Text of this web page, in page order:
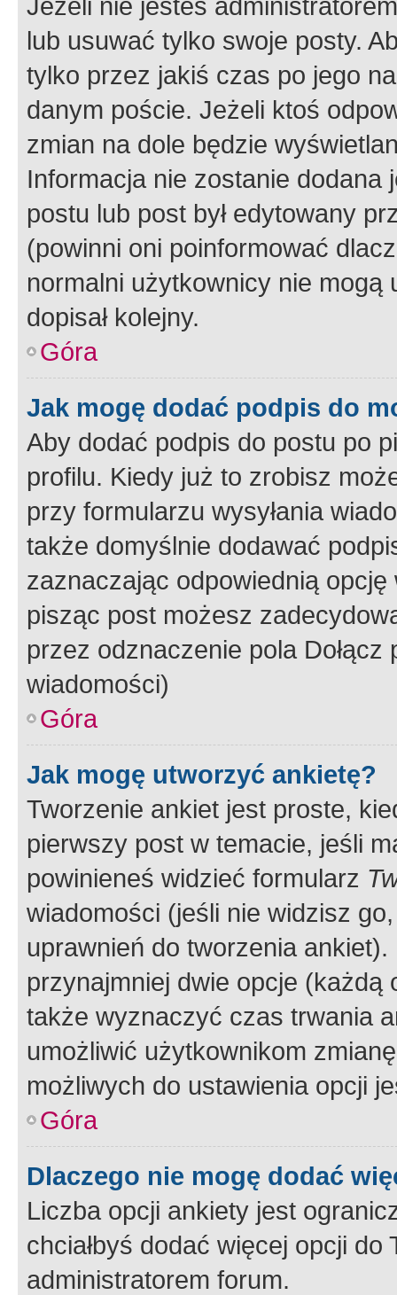
lub usuwać tylko swoje posty.
tylko przez jakiś czas po jego
danym poście. Jeżeli ktoś
zmian na dole będzie
Informacja nie zostanie dodana
postu lub post był edytowany
(powinni oni poinformować
normalni użytkownicy nie
dopisał kolejny.
Góra
Jak mogę dodać podpis do
Aby dodać podpis do postu po
profilu. Kiedy już to zrobisz
przy formularzu wysyłania
także domyślnie dodawać
zaznaczając odpowiednią
pisząc post możesz
przez odznaczenie pola
wiadomości)
Góra
Jak mogę utworzyć ankietę?
Tworzenie ankiet jest proste,
pierwszy post w temacie, jeśli
powinieneś widzieć formularz
wiadomości (jeśli nie widzisz
uprawnień do tworzenia
przynajmniej dwie opcje
także wyznaczyć czas trwania
umożliwić użytkownikom
możliwych do ustawienia opcji
Góra
Dlaczego nie mogę dodać
Liczba opcji ankiety jest
chciałbyś dodać więcej opcji
administratorem forum.